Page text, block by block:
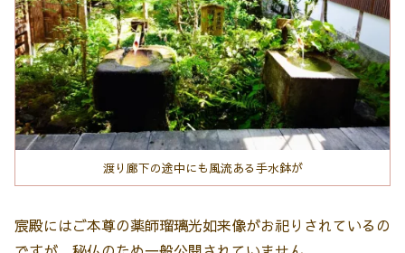
渡り廊下の途中にも風流ある手水鉢が
宸殿にはご本尊の薬師瑠璃光如来像がお祀りされているの